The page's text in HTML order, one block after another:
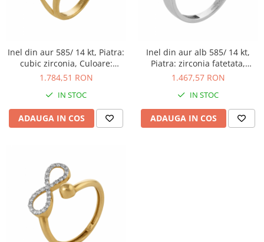
Inel din aur 585/ 14 kt, Piatra:
cubic zirconia, Culoare:
transparenta
1.784,51 RON
IN STOC
ADAUGA IN COS
Inel din aur alb 585/ 14 kt,
Piatra: zirconia fatetata,
Culoare: transparenta
1.467,57 RON
IN STOC
ADAUGA IN COS